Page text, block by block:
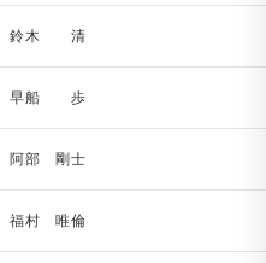
鈴木 清
早船 歩
阿部 剛士
福村 唯倫